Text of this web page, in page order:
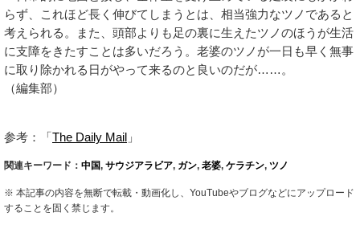
らず、これほど長く伸びてしまうとは、相当強力なツノであると
考えられる。また、頭部よりも足の裏に生えたツノのほうが生活
に支障をきたすことは多いだろう。老婆のツノが一日も早く無事
に取り除かれる日がやって来るのと良いのだが……。
（編集部）
参考：「The Daily Mail 」
関連キーワード： 中国, サウジアラビア, ガン, 老婆, ケラチン, ツノ
※ 本記事の内容を無断で転載・動画化し、YouTubeやブログなどにアップロード
することを固く禁じます。